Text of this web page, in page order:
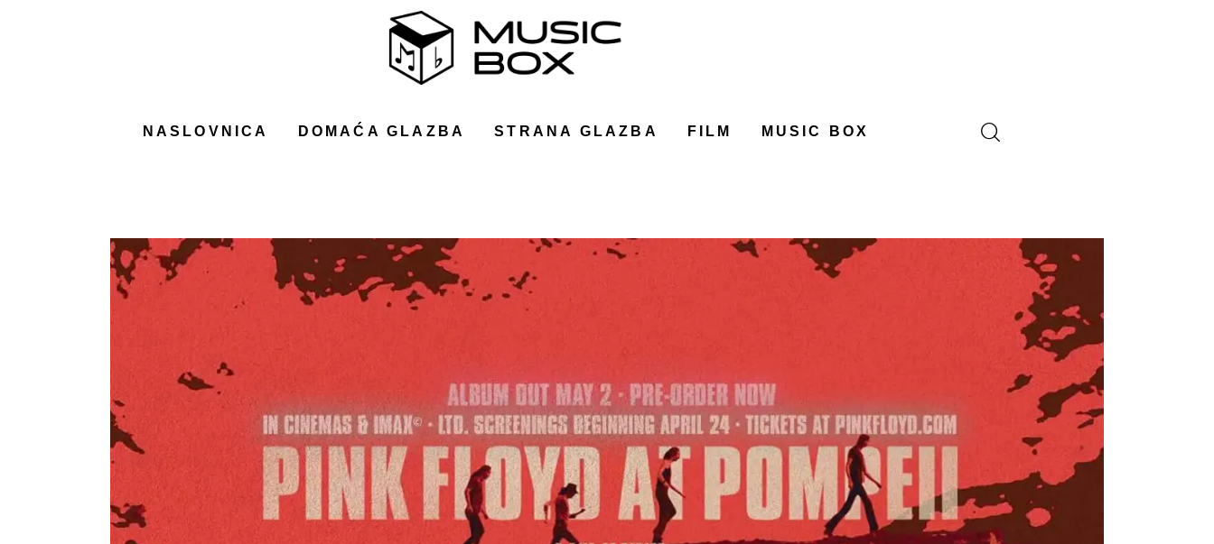
NASLOVNICA DOMAĆA GLAZBA STRANA GLAZBA FILM MUSIC BOX